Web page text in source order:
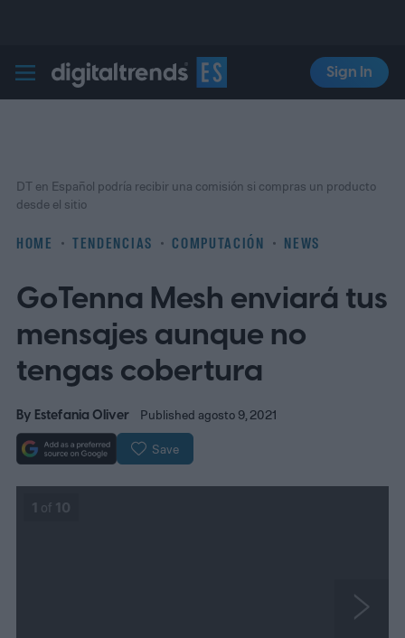
Digital Trends Español
Sign In
HOME TENDENCIAS COMPUTACIÓN NEWS
DT en Español podría recibir una comisión si compras un producto
desde el sitio
GoTenna Mesh enviará tus
mensajes aunque no
tengas cobertura
By Estefania Oliver Published agosto 9, 2021
Save
1 of 10